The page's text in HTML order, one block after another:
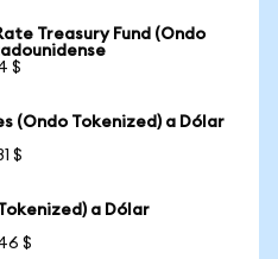
Treasury Fund (Ondo
$
(Ondo Tokenized) a Dólar
$
a Dólar
$